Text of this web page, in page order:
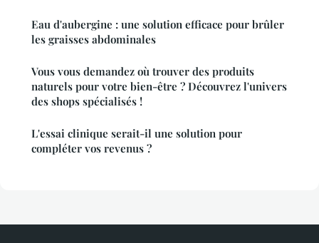
Eau d'aubergine : une solution efficace pour brûler
les graisses abdominales
Vous vous demandez où trouver des produits
naturels pour votre bien-être ? Découvrez l'univers
des shops spécialisés !
L'essai clinique serait-il une solution pour
compléter vos revenus ?